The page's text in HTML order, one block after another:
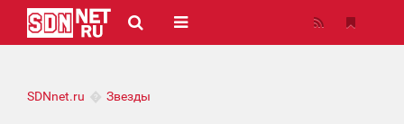
SDNnet.ru Звезды